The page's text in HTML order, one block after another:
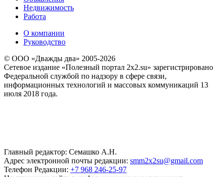
Недвижимость
Работа
О компании
Руководство
© ООО «Дважды два» 2005-2026
Сетевое издание «Полезный портал 2x2.su» зарегистрировано
Федеральной службой по надзору в сфере связи,
информационных технологий и массовых коммуникаций 13
июля 2018 года.
Главный редактор: Семашко А.Н.
Адрес электронной почты редакции: smm2x2su@gmail.com
Телефон Редакции: +7 968 246-25-97